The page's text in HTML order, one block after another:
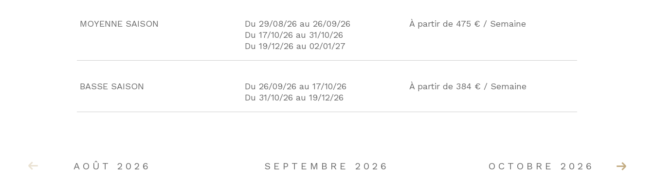
MOYENNE SAISON
Du 29/08/26 au 26/09/26
Du 17/10/26 au 31/10/26
Du 19/12/26 au 02/01/27
À partir de 475 € / Semaine
BASSE SAISON
Du 26/09/26 au 17/10/26
Du 31/10/26 au 19/12/26
À partir de 384 € / Semaine
AOÛT 2026 SEPTEMBRE 2026 OCTOBRE 2026